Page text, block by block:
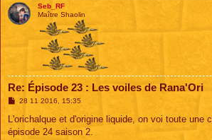
Seb_RF
Maître Shaolin
Re: Épisode 23 : Les voiles de Rana'Ori
M
s
a
28 11 2016, 15:35
L'orichalque et d'origine liquide, on voi toute une
épisode 24 saison 2.